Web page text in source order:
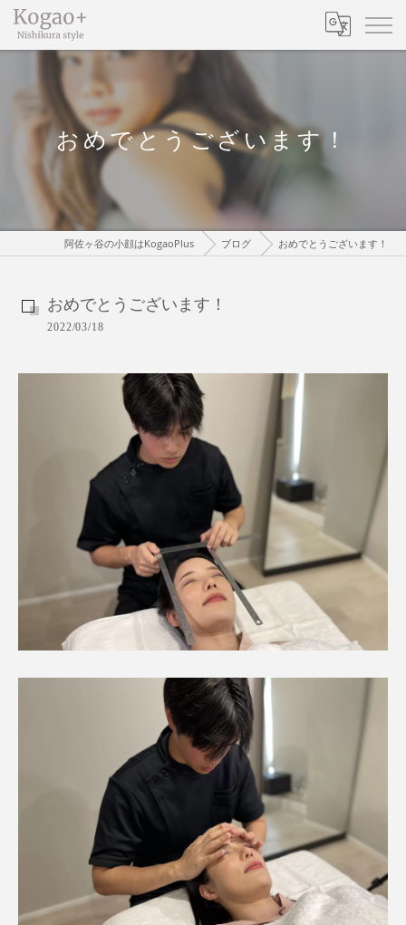
おめでとうございます！
阿佐ヶ谷の小顔はKogaoPlus ブログ おめでとうございます！
おめでとうございます！
2022/03/18